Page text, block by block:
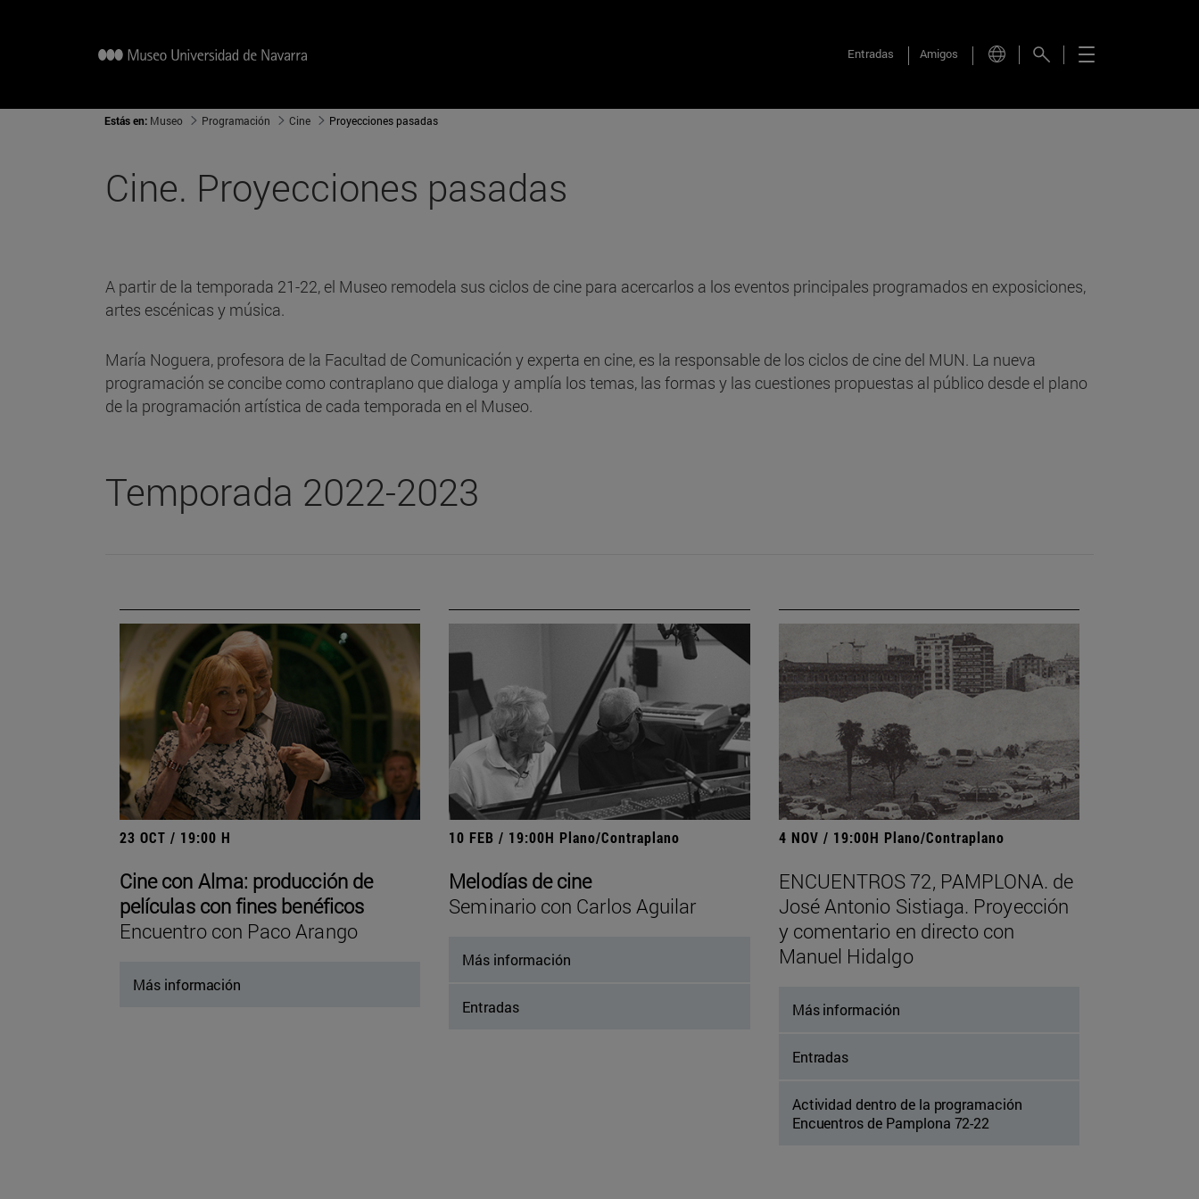
Entradas Amigos
Estás en: Museo Programación Cine Proyecciones pasadas
Cine. Proyecciones pasadas
A partir de la temporada 21-22, el Museo remodela sus ciclos de cine para acercarlos a los eventos principales programados en exposiciones,
artes escénicas y música.
María Noguera, profesora de la Facultad de Comunicación y experta en cine, es la responsable de los ciclos de cine del MUN. La nueva
programación se concibe como contraplano que dialoga y amplía los temas, las formas y las cuestiones propuestas al público desde el plano
de la programación artística de cada temporada en el Museo.
Temporada 2022-2023
23 OCT / 19:00 H
Cine con Alma: producción de
películas con fines benéficos
Encuentro con Paco Arango
Más información
10 FEB / 19:00H Plano/Contraplano
Melodías de cine
Seminario con Carlos Aguilar
Más información
Entradas
4 NOV / 19:00H Plano/Contraplano
ENCUENTROS 72, PAMPLONA. de
José Antonio Sistiaga. Proyección
y comentario en directo con
Manuel Hidalgo
Más información
Entradas
Actividad dentro de la programación
Encuentros de Pamplona 72-22